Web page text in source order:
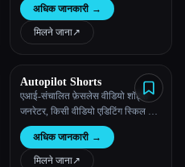
अधिक जानकारी →
मिलने जाना↗︎
Autopilot Shorts
एआई-संचालित फ़ेसलेस वीडियो शॉर्ट्स
जनरेटर, किसी वीडियो एडिटिंग स्किल की
ज़रूरत नहीं है।
अधिक जानकारी →
मिलने जाना↗︎